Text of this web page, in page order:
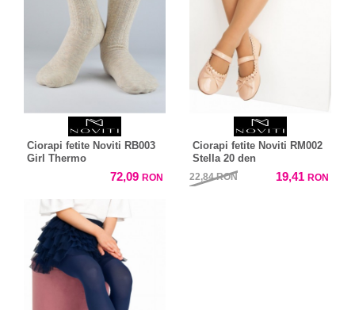
Ciorapi fetite Noviti RB003
Girl Thermo
72,09 RON
Ciorapi fetite Noviti RM002
Stella 20 den
22,84RON 19,41 RON